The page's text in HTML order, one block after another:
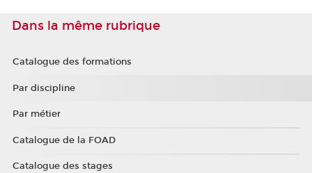
Dans la même rubrique
Catalogue des formations
Par discipline
Par métier
Catalogue de la FOAD
Catalogue des stages